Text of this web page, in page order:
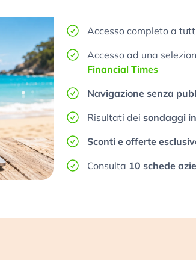
Accesso completo a
Accesso ad una
Financial Times
Navigazione senza
Risultati dei sondaggi
Sconti e offerte
Consulta 10 schede